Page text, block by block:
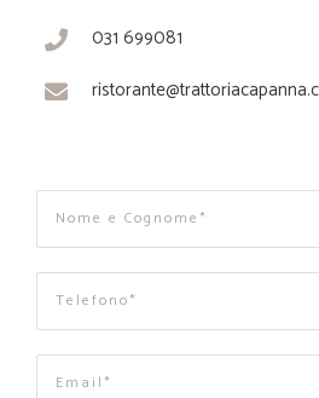
BANCHETTI
031 699081